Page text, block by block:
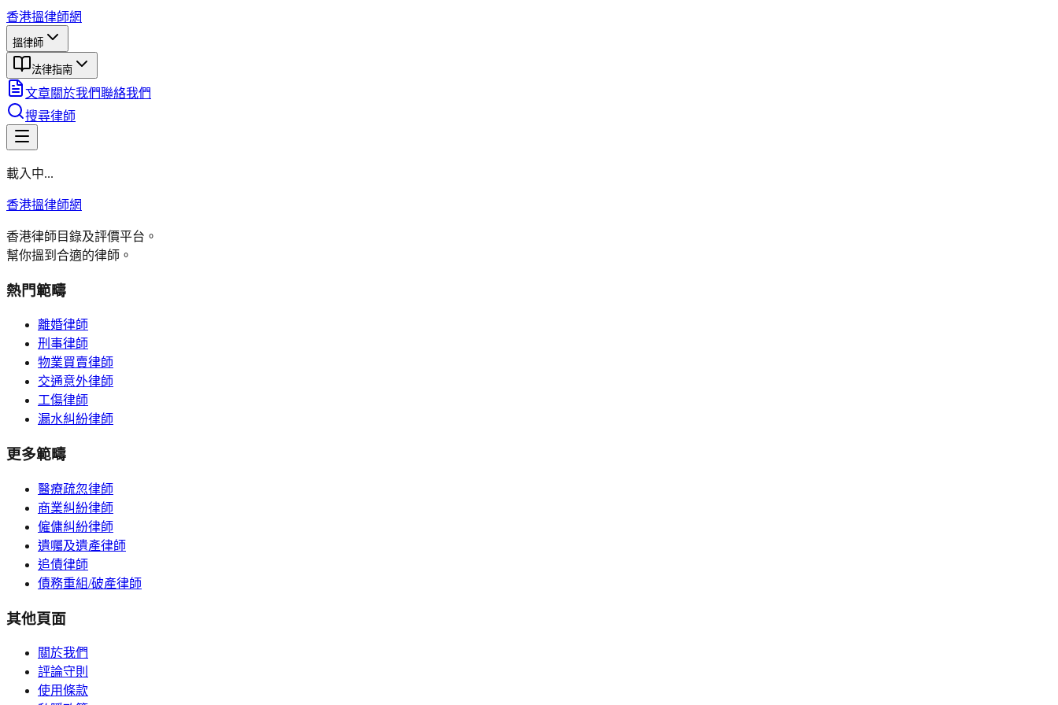
香港搵律師網
搵律師
法律指南
文章關於我們聯絡我們
搜尋律師
載入中...
香港搵律師網
香港律師目錄及評價平台。
幫你搵到合適的律師。
熱門範疇
離婚律師
刑事律師
物業買賣律師
交通意外律師
工傷律師
漏水糾紛律師
更多範疇
醫療疏忽律師
商業糾紛律師
僱傭糾紛律師
遺囑及遺產律師
追債律師
債務重組/破產律師
其他頁面
關於我們
評論守則
使用條款